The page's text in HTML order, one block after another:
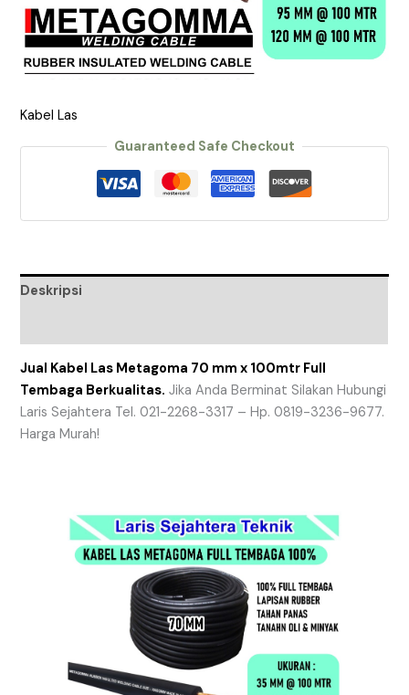
Kabel Las
Guaranteed Safe Checkout
Deskripsi
Jual Kabel Las Metagoma 70 mm x 100mtr Full
Tembaga Berkualitas. Jika Anda Berminat Silakan Hubungi
Laris Sejahtera Tel. 021-2268-3317 – Hp. 0819-3236-9677.
Harga Murah!